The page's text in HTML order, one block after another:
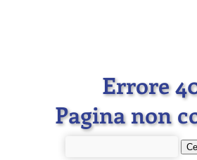
Errore
Pagina non